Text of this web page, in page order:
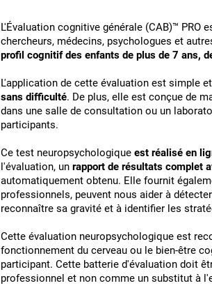
L'Évaluation cognitive générale (CAB)™
chercheurs, médecins, psychologues et
profil cognitif des enfants de plus de 7 ans,
L'application de cette évaluation est simple
sans difficulté. De plus, elle est conçue de
dans une salle de consultation ou un
participants.
Ce test neuropsychologique est réalisé en
l'évaluation, un rapport de résultats complet
automatiquement obtenu. Elle fournit
professionnels, peuvent nous aider à
reconnaître sa gravité et à identifier les
Cette évaluation neuropsychologique est
fonctionnement du cerveau ou le bien-être
participant. Cette batterie d'évaluation doit
professionnel et non comme un substitut à